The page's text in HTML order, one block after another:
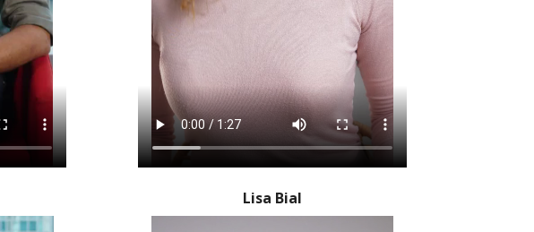
Lisa Bial